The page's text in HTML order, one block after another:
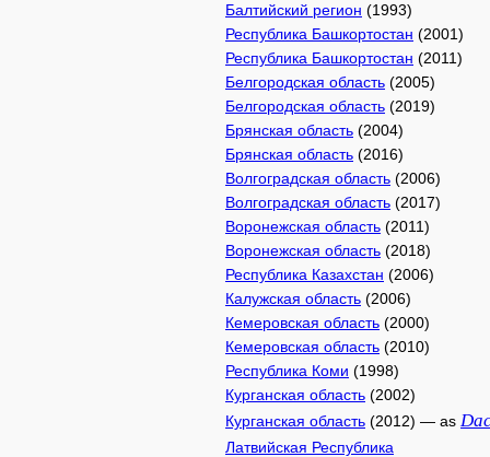
Балтийский регион (1993)
Республика Башкортостан (2001)
Республика Башкортостан (2011)
Белгородская область (2005)
Белгородская область (2019)
Брянская область (2004)
Брянская область (2016)
Волгоградская область (2006)
Волгоградская область (2017)
Воронежская область (2011)
Воронежская область (2018)
Республика Казахстан (2006)
Калужская область (2006)
Кемеровская область (2000)
Кемеровская область (2010)
Республика Коми (1998)
Курганская область (2002)
Курганская область (2012) — as
Латвийская Республика